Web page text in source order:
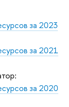
за 2023
за 2021
за 2020